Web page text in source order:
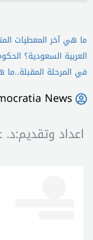
ما هي آخر المعطيات
العربية السعودية؟
في المرحلة المقبلة..ما
News
اعداد وتقديم:د.